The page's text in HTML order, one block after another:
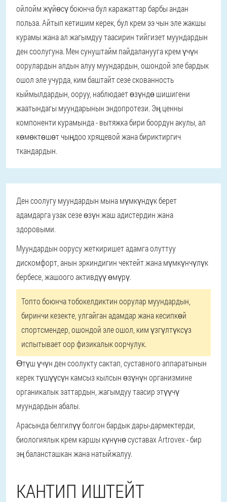
ойлойм жүйөсү боюнча бул каражаттар барбы андан
польза. Айтып кетишим керек, бул крем ээ чын эле жакшы
курамы жана ал жагымдуу таасирин тийгизет муундардын
ден соолугуна. Мен сунуштайм пайдаланууга крем үчүн
оорулардын алдын алуу муундардын, ошондой эле бардык
ошол эле учурда, ким баштайт сезе скованность
кыймылдардын, ооруу, наблюдает өзүндө шишигени
жаатындагы муундарынын эндопротези. Эң ценны
компоненти курамында - вытяжка бири боордун акулы, ал
көмөктөшөт чыңдоо хрящевой жана бириктиргич
ткандардын.
Ден соолугу муундардын мына мүмкүндүк берет
адамдарга узак сезе өзүн жаш адистердин жана
здоровыми.
Муундардын оорусу жеткиришет адамга олуттуу
дискомфорт, анын эркиндигин чектейт жана мүмкүнчүлүк
бербесе, жашоого активдүү өмүрү.
Топто боюнча тобокелдиктин оорулар муундардын,
биринчи кезекте, улгайган адамдар жана кесипкөй
спортсмендер, ошондой эле ошол, ким үзгүлтүксүз
испытывает оор физикалык оорчулук.
Өтүш үчүн ден соолукту сактап, суставного аппаратынын
керек түшүүсүн камсыз кылсын өзүнүн организмине
органикалык заттардын, жагымдуу таасир этүүчү
муундардын абалы.
Арасында белгилүү болгон бардык дары-дармектерди,
биологиялык крем каршы күнүнө суставах Artrovex - бир
эң балансташкан жана натыйжалуу.
КАНТИП ИШТЕЙТ